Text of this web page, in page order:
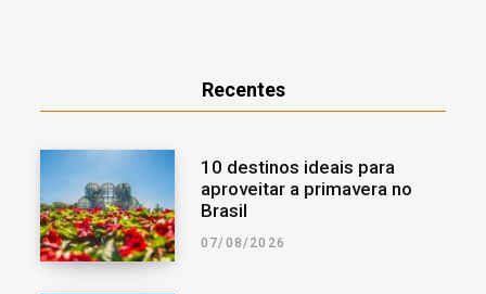
Recentes
10 destinos ideais para
aproveitar a primavera no
Brasil
07/08/2026